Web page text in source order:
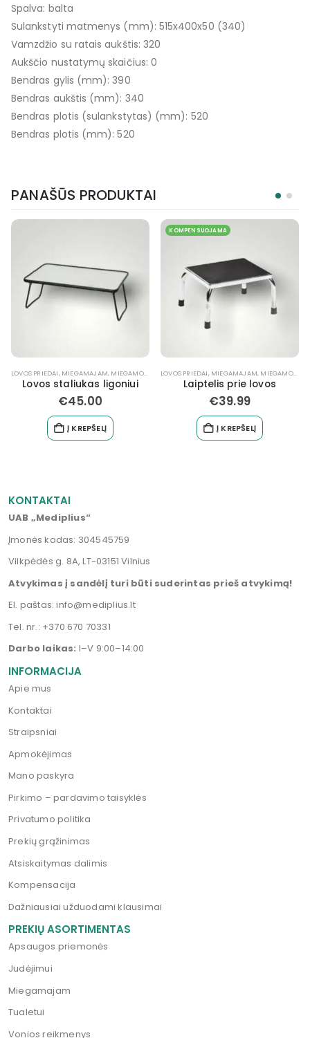
Spalva: balta
Sulankstyti matmenys (mm): 515x400x50 (340)
Vamzdžio su ratais aukštis: 320
Aukščio nustatymų skaičius: 0
Bendras gylis (mm): 390
Bendras aukštis (mm): 340
Bendras plotis (sulankstytas) (mm): 520
Bendras plotis (mm): 520
PANAŠŪS PRODUKTAI
, NEĮGALIŲJŲ REIKMENYS, ĮRANGA
LOVOS PRIEDAI, MIEGAMAJAM, MIEGAMOJO BALDAI NEĮGALIESIEMS
Lovos staliukas ligoniui
€45.00
Į KREPŠELĮ
KOMPENSUOJAMA
LOVOS PRIEDAI, MIEGAMAJAM, MIEGAMOJO BALDAI NEĮGALIESIEMS
Laiptelis prie lovos
€39.99
Į KREPŠELĮ
KONTAKTAI
UAB „Mediplius“
Įmonės kodas: 304545759
Vilkpėdės g. 8A, LT-03151 Vilnius
Atvykimas į sandėlį turi būti suderintas prieš atvykimą!
El. paštas:info@mediplius.lt
Tel. nr.: +370 670 70331
Darbo laikas: I–V 9:00–14:00
INFORMACIJA
Apie mus
Kontaktai
Straipsniai
Apmokėjimas
Mano paskyra
Pirkimo – pardavimo taisyklės
Privatumo politika
Prekių grąžinimas
Atsiskaitymas dalimis
Kompensacija
Dažniausiai užduodami klausimai
PREKIŲ ASORTIMENTAS
Apsaugos priemonės
Judėjimui
Miegamajam
Tualetui
Vonios reikmenys